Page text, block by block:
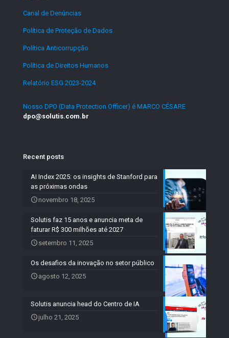
Canal de Denúncias
Política de Proteção de Dados
Política Anticorrupção
Política de Direitos Humanos
Relatório ESG 2023-2024.
Nosso DPO (Data Protection Officer) é MARCO CÉSARE
dpo@solutis.com.br
Recent posts
AI Index 2025: os insights de Stanford para
as próximas ondas
novembro 18, 2025
Solutis faz 15 anos e anuncia meta de
faturar R$ 300 milhões até 2027
setembro 11, 2025
Os desafios da inovação no setor público
agosto 12, 2025
Solutis anuncia head do Centro de IA
julho 21, 2025